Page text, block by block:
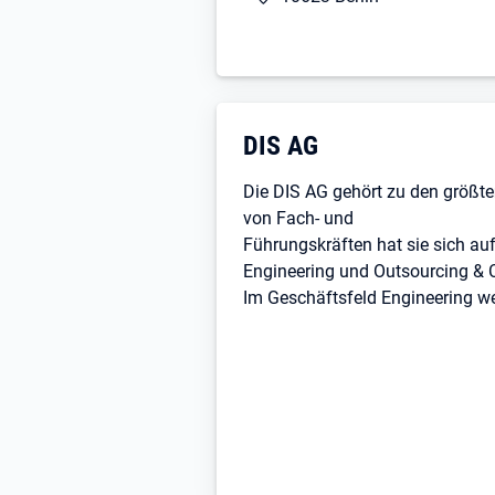
Kooperationsfähigkeit runden
• Gestaltungsfreiheit (Eigene
• Familienfreundlichkeit
• Entwicklung (Gute
Weiterentwicklung, Fachliche
• Arbeitsatmosphäre (Flache
Wertschätzung,
• Vergütung und Konditionen
Weihnachtsgeld, Zuschuss
Wir freuen uns über die
DIS AG
Die DIS AG gehört zu den
von Fach- und
Führungskräften hat sie sich
Engineering und Outsourcing &
Im Geschäftsfeld Engineering